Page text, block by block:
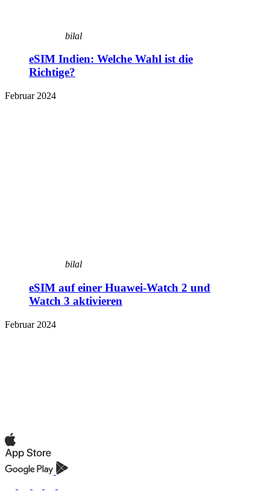
bilal
eSIM Indien: Welche Wahl ist die
Richtige?
Februar 2024
bilal
eSIM auf einer Huawei-Watch 2 und
Watch 3 aktivieren
Februar 2024